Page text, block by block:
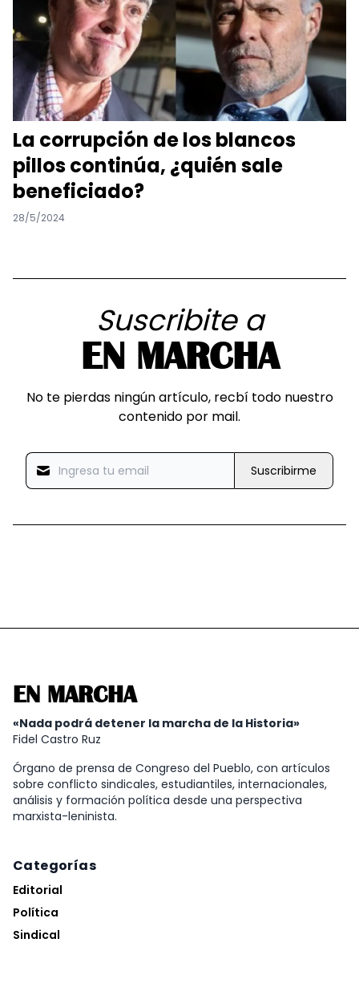
La corrupción de los blancos
pillos continúa, ¿quién sale
beneficiado?
28/5/2024
Suscribite a
EN MARCHA
No te pierdas ningún artículo, recbí todo nuestro
contenido por mail.
Suscribirme
EN MARCHA
«Nada podrá detener la marcha de la Historia»
Fidel Castro Ruz
Órgano de prensa de Congreso del Pueblo, con artículos
sobre conflicto sindicales, estudiantiles, internacionales,
análisis y formación política desde una perspectiva
marxista-leninista.
Categorías
Editorial
Política
Sindical